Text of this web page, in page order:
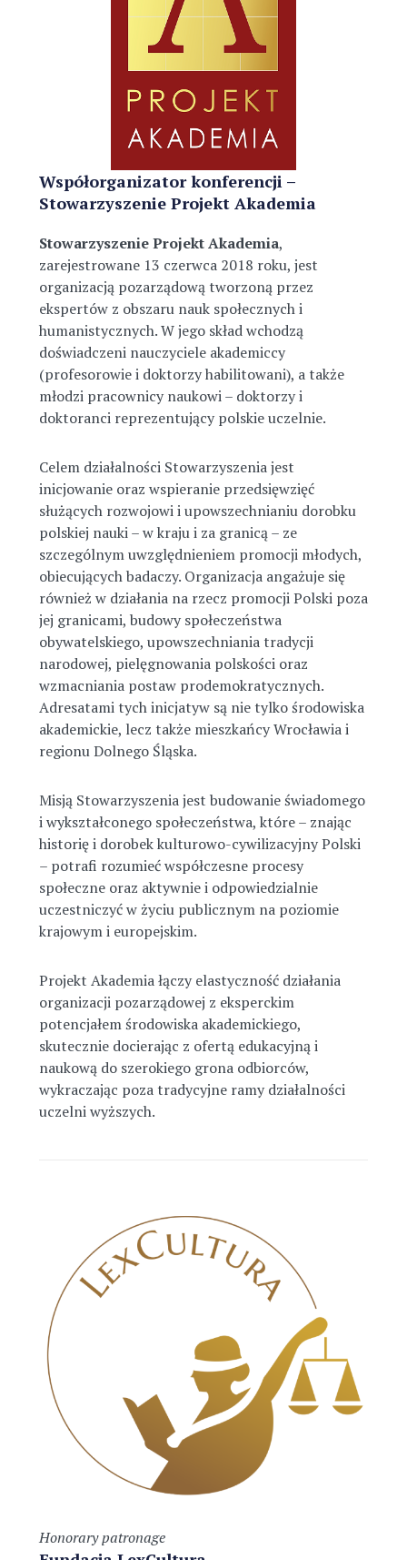
Współorganizator konferencji –
Stowarzyszenie Projekt Akademia
Stowarzyszenie Projekt Akademia,
zarejestrowane 13 czerwca 2018 roku, jest
organizacją pozarządową tworzoną przez
ekspertów z obszaru nauk społecznych i
humanistycznych. W jego skład wchodzą
doświadczeni nauczyciele akademiccy
(profesorowie i doktorzy habilitowani), a także
młodzi pracownicy naukowi – doktorzy i
doktoranci reprezentujący polskie uczelnie.
Celem działalności Stowarzyszenia jest
inicjowanie oraz wspieranie przedsięwzięć
służących rozwojowi i upowszechnianiu dorobku
polskiej nauki – w kraju i za granicą – ze
szczególnym uwzględnieniem promocji młodych,
obiecujących badaczy. Organizacja angażuje się
również w działania na rzecz promocji Polski poza
jej granicami, budowy społeczeństwa
obywatelskiego, upowszechniania tradycji
narodowej, pielęgnowania polskości oraz
wzmacniania postaw prodemokratycznych.
Adresatami tych inicjatyw są nie tylko środowiska
akademickie, lecz także mieszkańcy Wrocławia i
regionu Dolnego Śląska.
Misją Stowarzyszenia jest budowanie świadomego
i wykształconego społeczeństwa, które – znając
historię i dorobek kulturowo-cywilizacyjny Polski
– potrafi rozumieć współczesne procesy
społeczne oraz aktywnie i odpowiedzialnie
uczestniczyć w życiu publicznym na poziomie
krajowym i europejskim.
Projekt Akademia łączy elastyczność działania
organizacji pozarządowej z eksperckim
potencjałem środowiska akademickiego,
skutecznie docierając z ofertą edukacyjną i
naukową do szerokiego grona odbiorców,
wykraczając poza tradycyjne ramy działalności
uczelni wyższych.
Honorary patronage